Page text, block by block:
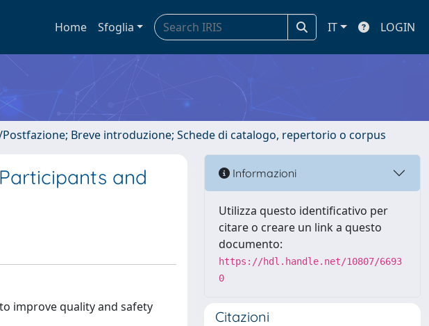
Home Sfoglia IT LOGIN
Breve introduzione; Schede di catalogo, repertorio o corpus
and
improve quality and safety
Informazioni
Utilizza questo identificativo per
citare o creare un link a questo
documento:
https://hdl.handle.net/10807/6693
0
Citazioni